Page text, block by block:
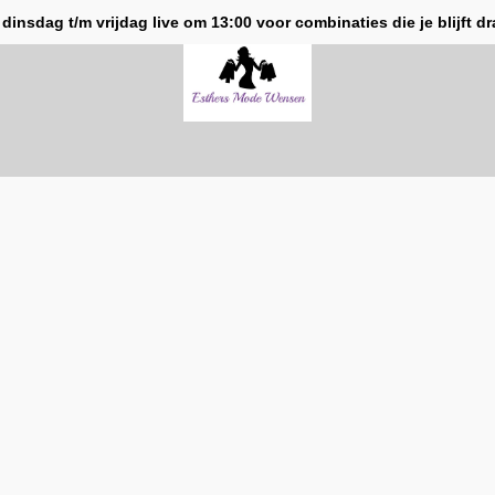
dinsdag t/m vrijdag live om 13:00 voor combinaties die je blijft